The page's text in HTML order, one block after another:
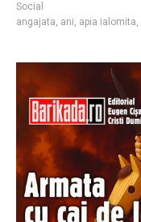
Social
angajata, ani, apia ialomita,